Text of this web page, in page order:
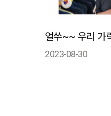
얼쑤~~ 우리
2023-08-30